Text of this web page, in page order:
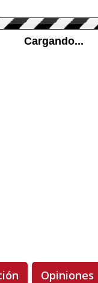
Cargando...
Opiniones